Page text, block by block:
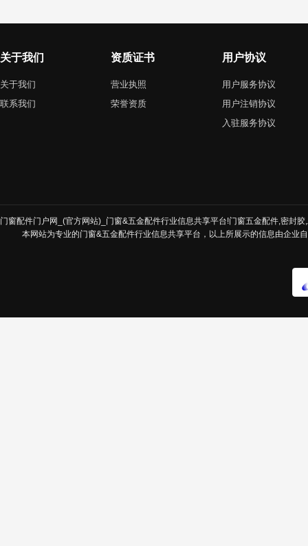
关于我们
关于我们
联系我们
资质证书
营业执照
荣誉资质
用户协议
用户服务协议
用户注销协议
入驻服务协议
门窗配件门户网_(官方网站)_门窗&五金配件行业信息共享平台!门窗五金配件,密封
本网站为专业的门窗&五金配件行业信息共享平台，以上所展示的信息由企业